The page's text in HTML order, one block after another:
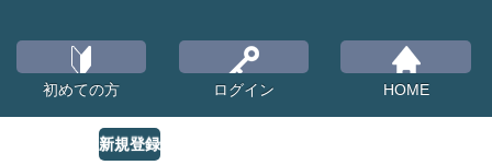
初めての方 ログイン HOME
新規登録